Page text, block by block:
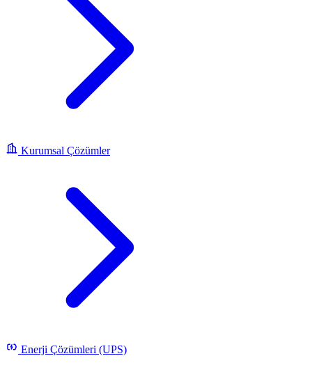
Kurumsal Çözümler
Enerji Çözümleri (UPS)